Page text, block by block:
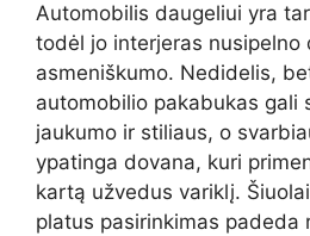
Automobilis daugeliui yra
todėl jo interjeras nusipelno
asmeniškumo. Nedidelis,
automobilio pakabukas gali
jaukumo ir stiliaus, o
ypatinga dovana, kuri
kartą užvedus variklį.
platus pasirinkimas padeda